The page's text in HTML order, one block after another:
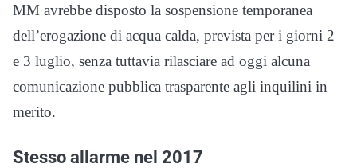
MM avrebbe disposto la sospensione temporanea
dell’erogazione di acqua calda, prevista per i giorni 2
e 3 luglio, senza tuttavia rilasciare ad oggi alcuna
comunicazione pubblica trasparente agli inquilini in
merito.
Stesso allarme nel 2017